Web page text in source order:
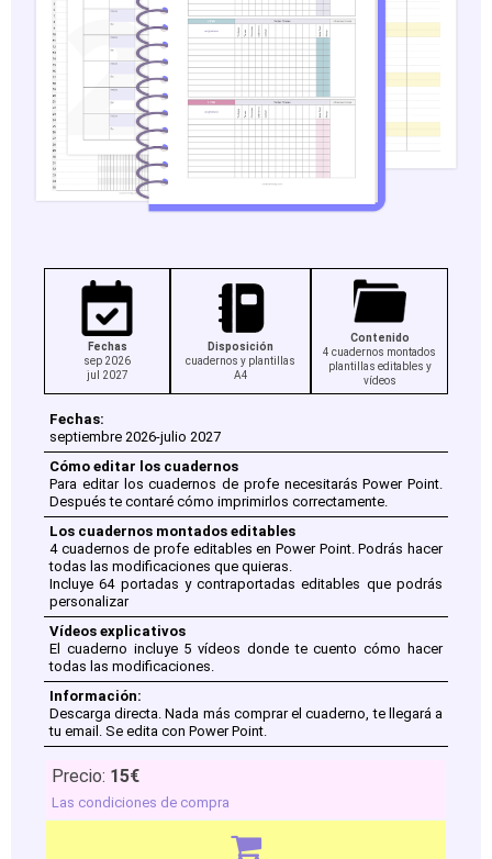
Fechas
sep 2026
jul 2027
Disposición
cuadernos y plantillas
A4
Contenido
4 cuadernos montados
plantillas editables y
vídeos
Fechas:
septiembre 2026-julio 2027
Cómo editar los cuadernos
Para editar los cuadernos de profe necesitarás Power Point.
Después te contaré cómo imprimirlos correctamente.
Los cuadernos montados editables
4 cuadernos de profe editables en Power Point. Podrás hacer
todas las modificaciones que quieras.
Incluye 64 portadas y contraportadas editables que podrás
personalizar
Vídeos explicativos
El cuaderno incluye 5 vídeos donde te cuento cómo hacer
todas las modificaciones.
Información:
Descarga directa. Nada más comprar el cuaderno, te llegará a
tu email. Se edita con Power Point.
Precio: 15€
Las condiciones de compra